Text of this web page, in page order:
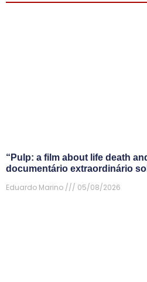
“Pulp: a film about life death
documentário extraordinário
Eduardo Marino
05/08/2026